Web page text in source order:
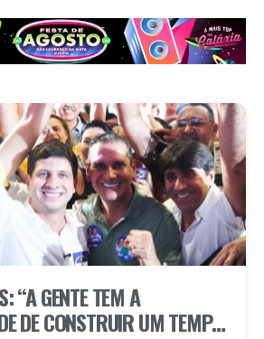
“A GENTE TEM A
DE CONSTRUIR UM TEMPO